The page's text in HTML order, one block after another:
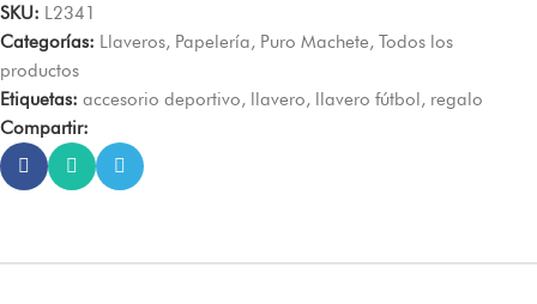
SKU: L2341
Categorías: Llaveros, Papelería, Puro Machete, Todos los
productos
Etiquetas: accesorio deportivo, llavero, llavero fútbol, regalo
Compartir: